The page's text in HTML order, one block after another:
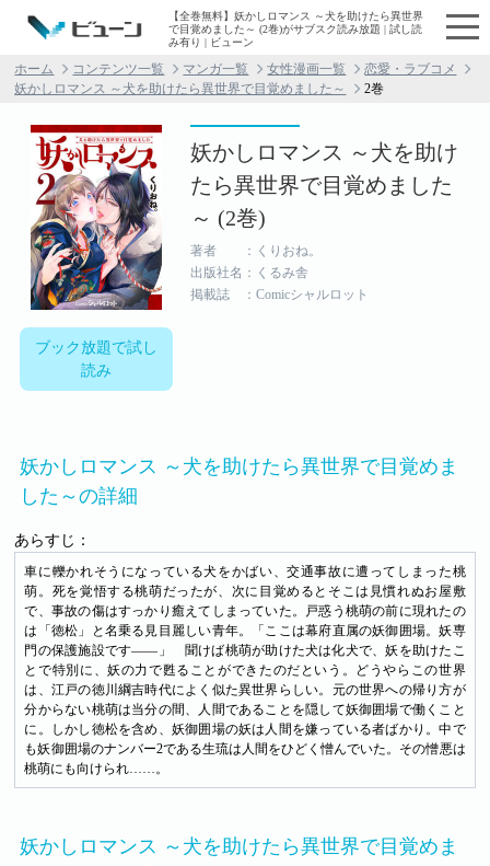
【全巻無料】妖かしロマンス ～犬を助けたら異世界
で目覚めました～ (2巻)がサブスク読み放題 | 試し読
み有り | ビューン
ホーム コンテンツ一覧 マンガ一覧 女性漫画一覧
恋愛・ラブコメ
妖かしロマンス ～犬を助けたら異世界で目覚めました～
2巻
ブック放題で試し
読み
妖かしロマンス ～犬を助け
たら異世界で目覚めました
～ (2巻)
著者 ：くりおね。
出版社名：くるみ舎
掲載誌 ：Comicシャルロット
妖かしロマンス ～犬を助けたら異世界で目覚めま
した～の詳細
あらすじ：
車に轢かれそうになっている犬をかばい、交通事故に遭ってしまった桃
萌。死を覚悟する桃萌だったが、次に目覚めるとそこは見慣れぬお屋敷
で、事故の傷はすっかり癒えてしまっていた。戸惑う桃萌の前に現れたの
は「徳松」と名乗る見目麗しい青年。「ここは幕府直属の妖御囲場。妖専
門の保護施設です――」 聞けば桃萌が助けた犬は化犬で、妖を助けたこ
とで特別に、妖の力で甦ることができたのだという。どうやらこの世界
は、江戸の徳川綱吉時代によく似た異世界らしい。元の世界への帰り方が
分からない桃萌は当分の間、人間であることを隠して妖御囲場で働くこと
に。しかし徳松を含め、妖御囲場の妖は人間を嫌っている者ばかり。中で
も妖御囲場のナンバー2である生琉は人間をひどく憎んでいた。その憎悪は
桃萌にも向けられ……。
妖かしロマンス ～犬を助けたら異世界で目覚めま